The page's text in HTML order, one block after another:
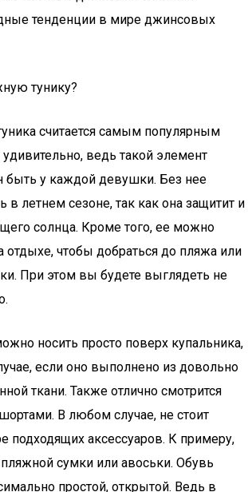
тенденции в мире джинсовых
тунику?
считается самым популярным
ведь такой элемент
быть у каждой девушки. Без нее
в летнем сезоне, так как она защитит и
солнца. Кроме того, ее можно
отдыхе, чтобы добраться до пляжа или
При этом вы будете выглядеть не
носить просто поверх купальника,
если оно выполнено из довольно
ткани. Также отлично смотрится
В любом случае, не стоит
подходящих аксессуаров. К примеру,
сумки или авоськи. Обувь
простой, открытой. Ведь в